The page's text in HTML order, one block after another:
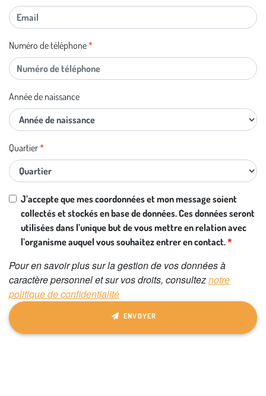
Numéro de téléphone
Année de naissance
Quartier
J’accepte que mes coordonnées et mon message soient
collectés et stockés en base de données. Ces données seront
utilisées dans l’unique but de vous mettre en relation avec
l’organisme auquel vous souhaitez entrer en contact.
Pour en savoir plus sur la gestion de vos données à
caractère personnel et sur vos droits, consulteznotre
politique de confidentialité
ENVOYER